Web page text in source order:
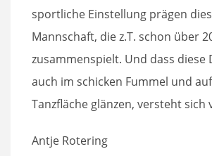
sportliche Einstellung prägen
Mannschaft, die z.T. schon über
zusammenspielt. Und dass diese
auch im schicken Fummel und
Tanzfläche glänzen, versteht sich
Antje Rotering